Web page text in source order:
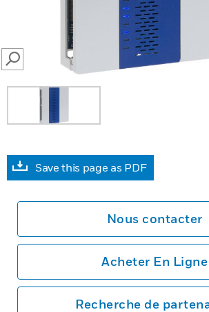
SEARCH
Save this page as PDF
Nous contacter
Acheter En Ligne
Recherche de